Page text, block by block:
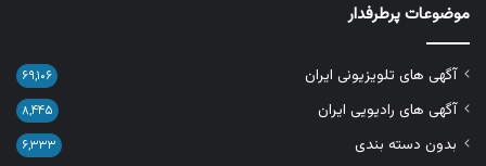
موضوعات پرطرفدار
آگهی های تلویزیونی ایران ۶۹,۱۰۶
آگهی های رادیویی ایران ۸,۴۴۵
بدون دسته بندی ۶,۳۳۳